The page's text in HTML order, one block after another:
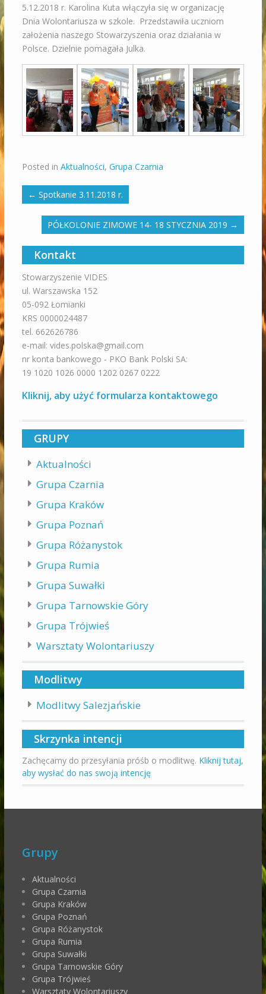
5.12.2018 r. Karolina Kuta włączyła się w organizację
Dnia Wolontariusza w szkole. Przedstawiła uczniom
założenia naszego Stowarzyszenia oraz działania w
Polsce. Dzielnie pomagała Julka.
Posted in Aktualności, Grupa Czarnia
← Spotkanie 3.11.2018 r.
PÓŁKOLONIE ZIMOWE 14- 18 STYCZNIA 2019 →
Kontakt
Stowarzyszenie VIDES
ul. Warszawska 152
05-092 Łomianki
KRS 0000024487
tel. 662626786
e-mail: vides.polska@gmail.com
nr konta bankowego - PKO Bank Polski SA:
19 1020 1026 0000 1202 0267 0222
Kliknij, aby użyć formularza kontaktowego
GRUPY
Aktualności
Grupa Czarnia
Grupa Kraków
Grupa Poznań
Grupa Różanystok
Grupa Rumia
Grupa Suwałki
Grupa Tarnowskie Góry
Grupa Trójwieś
Warsztaty Wolontariuszy
Modlitwy
Modlitwy Salezjańskie
Skrzynka intencji
Zachęcamy do przesyłania próśb o modlitwę. Kliknij tutaj,
aby wysłać do nas swoją intencję
Grupy
Aktualności
Grupa Czarnia
Grupa Kraków
Grupa Poznań
Grupa Różanystok
Grupa Rumia
Grupa Suwałki
Grupa Tarnowskie Góry
Grupa Trójwieś
Warsztaty Wolontariuszy